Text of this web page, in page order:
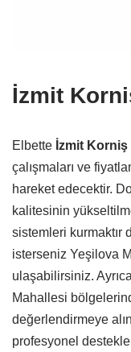
İzmit
Elbette İzmit Korniş
çalışmaları ve
hareket edecektir.
kalitesinin
sistemleri kurmaktır
isterseniz Yeşilova
ulaşabilirsiniz.
Mahallesi
değerlendirmeye
profesyonel